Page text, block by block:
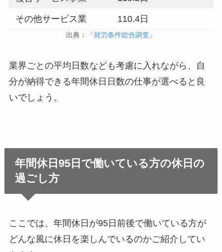
その他サービス業 110.4日
出典： 『就労条件総合調査』
業界ごとの平均日数なども考慮に入れながら、自
分が納得できる年間休日日数の仕事が選べると良
いでしょう。
年間休日95日で働いている方の休日の
過ごし方
ここでは、年間休日が95日前後で働いている方が
どんな風に休日を楽しんでいるのかご紹介してい